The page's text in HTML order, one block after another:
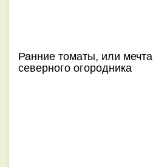
Ранние томаты, или мечта
северного огородника